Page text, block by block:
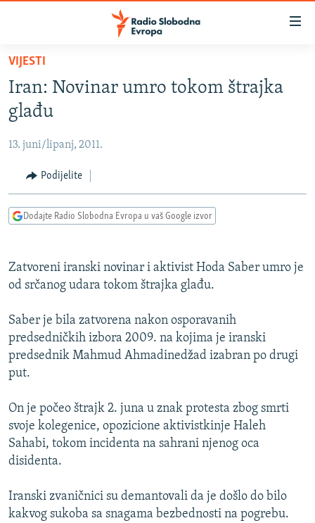
Pređite
glavni
sadržaj
Pređite
na
navigaciju
Pređite
na
BOSNA I HERCEGOVINA
SRBIJA
KOSOVO
CRNA GORA
VIDEO
INFOGRAFIKE
PODCASTI
KINA NA BALKANU
ISPRIČAJ MI
DNEVNO@RSE
SPECIJALI RSE
VIŠE OD NASLOVA
GENOCID U SREBRENICI
POPLAVE I KLIZIŠTA U BIH 2024.
POST SCRIPTUM
PRATITE NAS
VIJESTI
Iran: Novinar umro tokom štrajka
glađu
13. juni/lipanj, 2011.
Podijelite
Dodajte Radio Slobodna Evropa u vaš Google izvor
Zatvoreni iranski novinar i aktivist Hoda Saber umro je
od srčanog udara tokom štrajka glađu.
Saber je bila zatvorena nakon osporavanih
predsedničkih izbora 2009. na kojima je iranski
predsednik Mahmud Ahmadinedžad izabran po drugi
put.
On je počeo štrajk 2. juna u znak protesta zbog smrti
svoje kolegenice, opozicione aktivistkinje Haleh
Sahabi, tokom incidenta na sahrani njenog oca
disidenta.
Iranski zvaničnici su demantovali da je došlo do bilo
kakvog sukoba sa snagama bezbednosti na pogrebu.